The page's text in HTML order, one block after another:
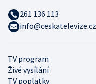
TV program
Živé vysílání
TV poplatky
261 136 113
info@ceskatelevize.cz